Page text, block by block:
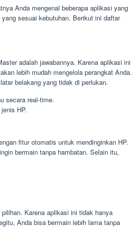
Anda mengenal beberapa aplikasi yang
sesuai kebutuhan. Berikut ini daftar
adalah jawabannya. Karena aplikasi ini
lebih mudah mengelola perangkat Anda.
belakang yang tidak di perlukan.
secara real-time.
HP.
fitur otomatis untuk mendinginkan HP.
bermain tanpa hambatan. Selain itu,
Karena aplikasi ini tidak hanya
Anda bisa bermain lebih lama tanpa